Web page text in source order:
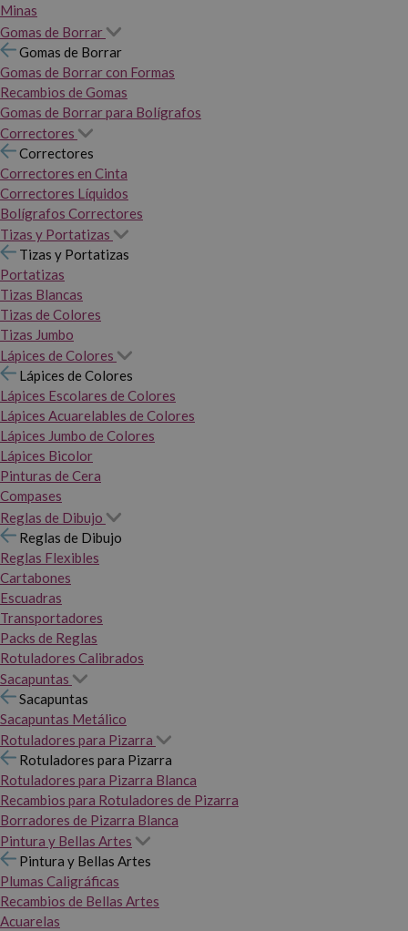
Minas
Gomas de Borrar
Gomas de Borrar
Gomas de Borrar con Formas
Recambios de Gomas
Gomas de Borrar para Bolígrafos
Correctores
Correctores
Correctores en Cinta
Correctores Líquidos
Bolígrafos Correctores
Tizas y Portatizas
Tizas y Portatizas
Portatizas
Tizas Blancas
Tizas de Colores
Tizas Jumbo
Lápices de Colores
Lápices de Colores
Lápices Escolares de Colores
Lápices Acuarelables de Colores
Lápices Jumbo de Colores
Lápices Bicolor
Pinturas de Cera
Compases
Reglas de Dibujo
Reglas de Dibujo
Reglas Flexibles
Cartabones
Escuadras
Transportadores
Packs de Reglas
Rotuladores Calibrados
Sacapuntas
Sacapuntas
Sacapuntas Metálico
Rotuladores para Pizarra
Rotuladores para Pizarra
Rotuladores para Pizarra Blanca
Recambios para Rotuladores de Pizarra
Borradores de Pizarra Blanca
Pintura y Bellas Artes
Pintura y Bellas Artes
Plumas Caligráficas
Recambios de Bellas Artes
Acuarelas